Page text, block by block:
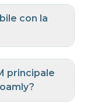
con la
principale